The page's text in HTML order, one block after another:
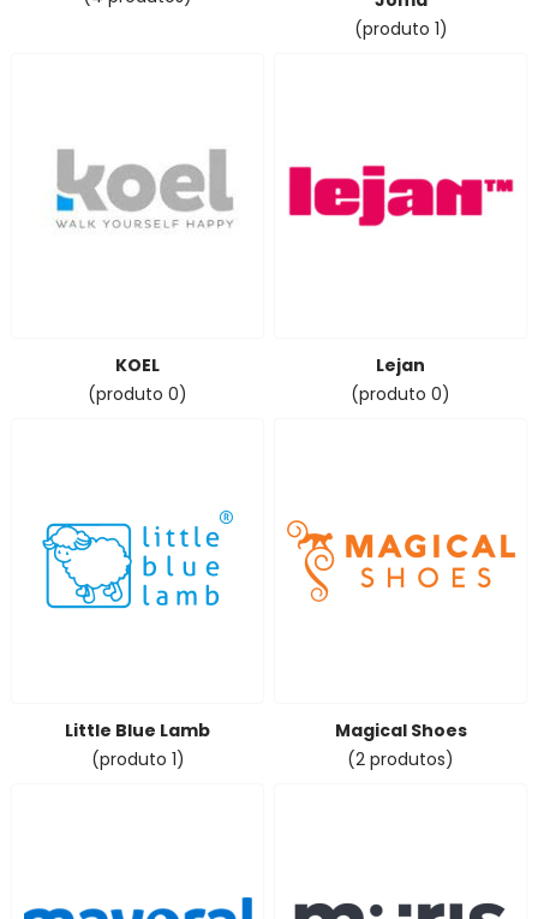
(produto 1)
KOEL
(produto 0)
Lejan
(produto 0)
Little Blue Lamb
(produto 1)
Magical Shoes
(2 produtos)